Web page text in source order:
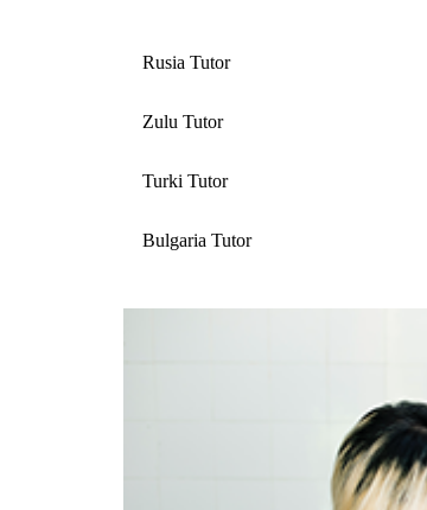
Rusia Tutor
Zulu Tutor
Turki Tutor
Bulgaria Tutor